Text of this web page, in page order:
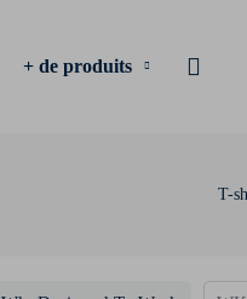
+ de produits
T-